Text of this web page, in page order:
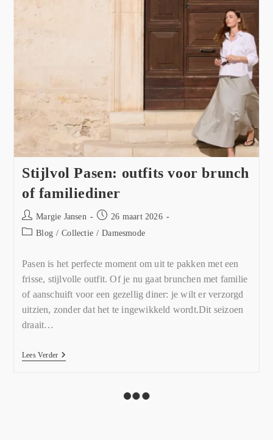
Stijlvol Pasen: outfits voor brunch
of familiediner
Margie Jansen
26 maart 2026
Blog / Collectie / Damesmode
Pasen is het perfecte moment om uit te pakken met een
frisse, stijlvolle outfit. Of je nu gaat brunchen met familie
of aanschuift voor een gezellig diner: je wilt er verzorgd
uitzien, zonder dat het te ingewikkeld wordt.Dit seizoen
draait…
Lees Verder